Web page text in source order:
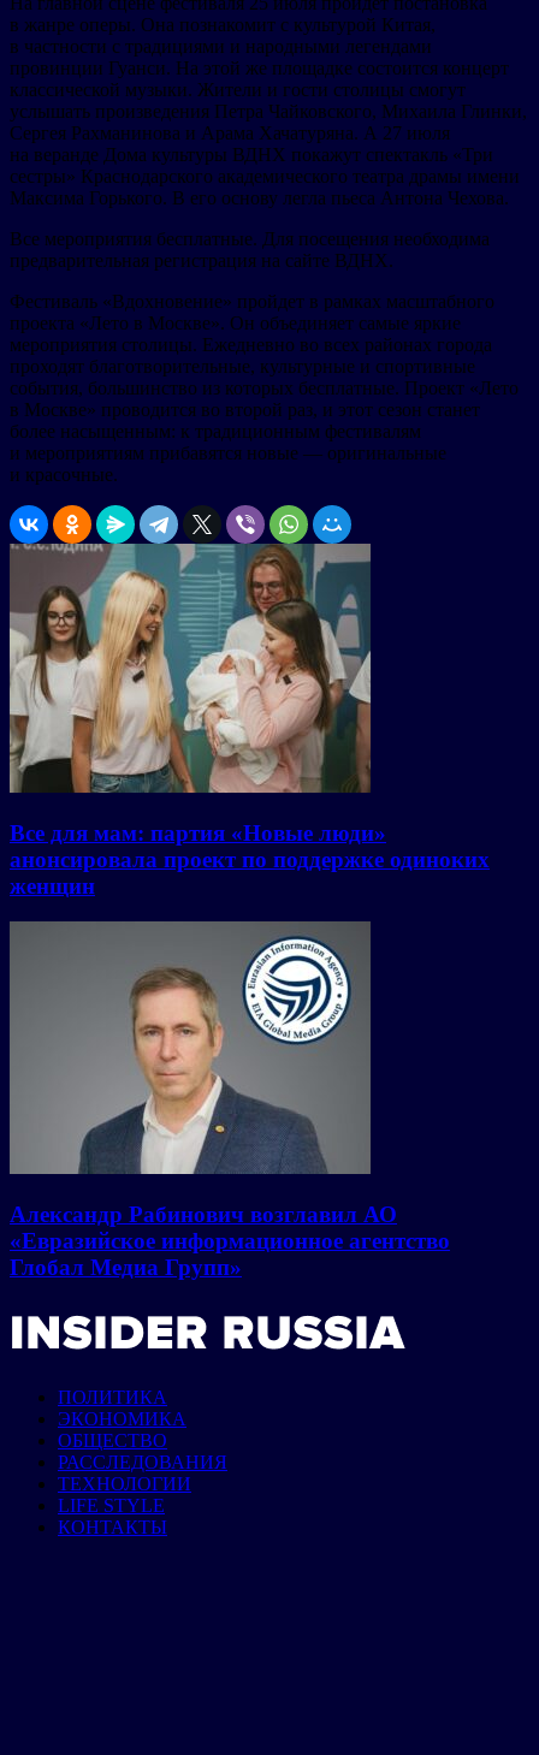
в жанре оперы. Она познакомит с культурой Китая,
в частности с традициями и народными легендами
провинции Гуанси. На этой же площадке состоится концерт
классической музыки. Жители и гости столицы смогут
услышать произведения Петра Чайковского, Михаила Глинки,
Сергея Рахманинова и Арама Хачатуряна. А 27 июля
на веранде Дома культуры ВДНХ покажут спектакль «Три
сестры» Краснодарского академического театра драмы имени
Максима Горького. В его основу легла пьеса Антона Чехова.
Все мероприятия бесплатные. Для посещения необходима
предварительная регистрация на сайте ВДНХ.
Фестиваль «Вдохновение» пройдет в рамках масштабного
проекта «Лето в Москве». Он объединяет самые яркие
мероприятия столицы. Ежедневно во всех районах города
проходят благотворительные, культурные и спортивные
события, большинство из которых бесплатные. Проект «Лето
в Москве» проводится во второй раз, и этот сезон станет
более насыщенным: к традиционным фестивалям
и мероприятиям прибавятся новые — оригинальные
и красочные.
Все для мам: партия «Новые люди»
анонсировала проект по поддержке одиноких
женщин
Александр Рабинович возглавил АО
«Евразийское информационное агентство
Глобал Медиа Групп»
ПОЛИТИКА
ЭКОНОМИКА
ОБЩЕСТВО
РАССЛЕДОВАНИЯ
ТЕХНОЛОГИИ
LIFE STYLE
КОНТАКТЫ